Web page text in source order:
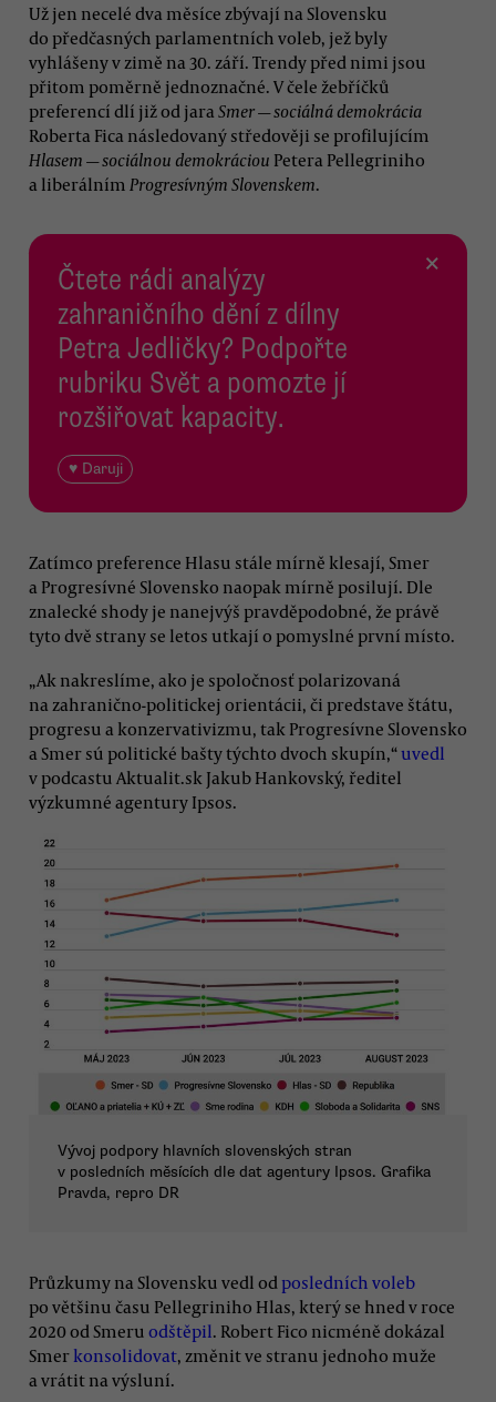
Už jen necelé dva měsíce zbývají na Slovensku
do předčasných parlamentních voleb, jež byly
vyhlášeny v zimě na 30. září. Trendy před nimi jsou
přitom poměrně jednoznačné. V čele žebříčků
preferencí dlí již od jara Smer — sociálná demokrácia
Roberta Fica následovaný středověji se profilujícím
Hlasem — sociálnou demokráciou Petera Pellegriniho
a liberálním Progresívným Slovenskem.
Čtete rádi analýzy
zahraničního dění z dílny
Petra Jedličky? Podpořte
rubriku Svět a pomozte jí
rozšiřovat kapacity.
♥ Daruji
×
Zatímco preference Hlasu stále mírně klesají, Smer
a Progresívné Slovensko naopak mírně posilují. Dle
znalecké shody je nanejvýš pravděpodobné, že právě
tyto dvě strany se letos utkají o pomyslné první místo.
„Ak nakreslíme, ako je spoločnosť polarizovaná
na zahranično-politickej orientácii, či predstave štátu,
progresu a konzervativizmu, tak Progresívne Slovensko
a Smer sú politické bašty týchto dvoch skupín,“uvedl
v podcastu Aktualit.sk Jakub Hankovský, ředitel
výzkumné agentury Ipsos.
Vývoj podpory hlavních slovenských stran
v posledních měsících dle dat agentury Ipsos. Grafika
Pravda, repro DR
Průzkumy na Slovensku vedl od posledních voleb
po většinu času Pellegriniho Hlas, který se hned v roce
2020 od Smeru odštěpil. Robert Fico nicméně dokázal
Smer konsolidovat, změnit ve stranu jednoho muže
a vrátit na výsluní.